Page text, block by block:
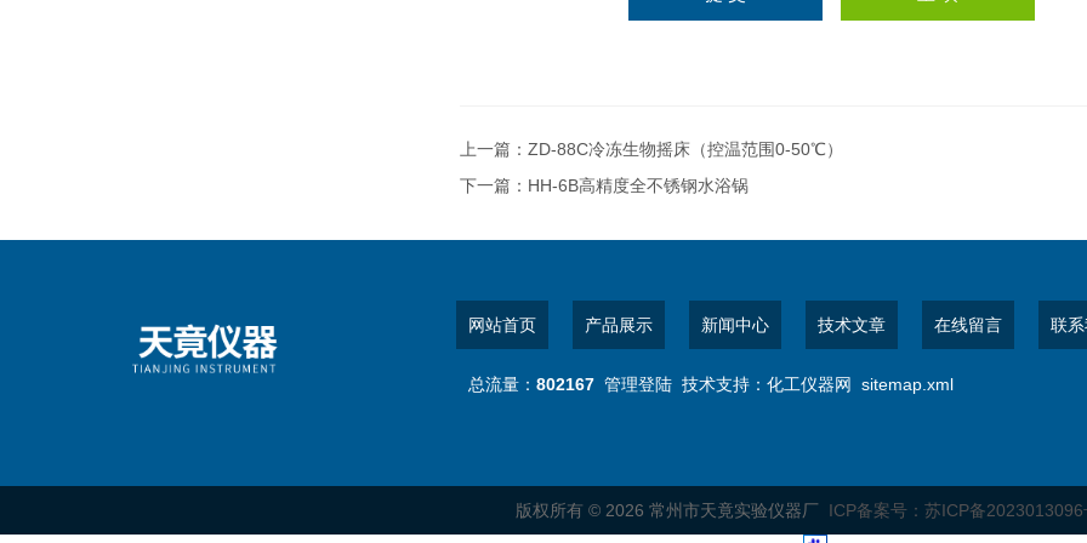
上一篇： ZD-88C冷冻生物摇床（控温范围0-50℃）
下一篇： HH-6B高精度全不锈钢水浴锅
网站首页 产品展示 新闻中心 技术文章 在线留言 联
总流量： 802167 管理登陆 技术支持： 化工仪器网 sitemap.xml
版权所有 © 2026 常州市天竟实验仪器厂 ICP备案号：苏ICP备2023013096